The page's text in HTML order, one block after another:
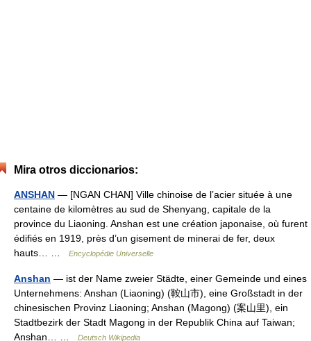
Mira otros diccionarios:
ANSHAN — [NGAN CHAN] Ville chinoise de l’acier située à une
centaine de kilomètres au sud de Shenyang, capitale de la
province du Liaoning. Anshan est une création japonaise, où furent
édifiés en 1919, près d’un gisement de minerai de fer, deux
hauts… …
Encyclopédie Universelle
Anshan — ist der Name zweier Städte, einer Gemeinde und eines
Unternehmens: Anshan (Liaoning) (鞍山市), eine Großstadt in der
chinesischen Provinz Liaoning; Anshan (Magong) (案山里), ein
Stadtbezirk der Stadt Magong in der Republik China auf Taiwan;
Anshan… …
Deutsch Wikipedia